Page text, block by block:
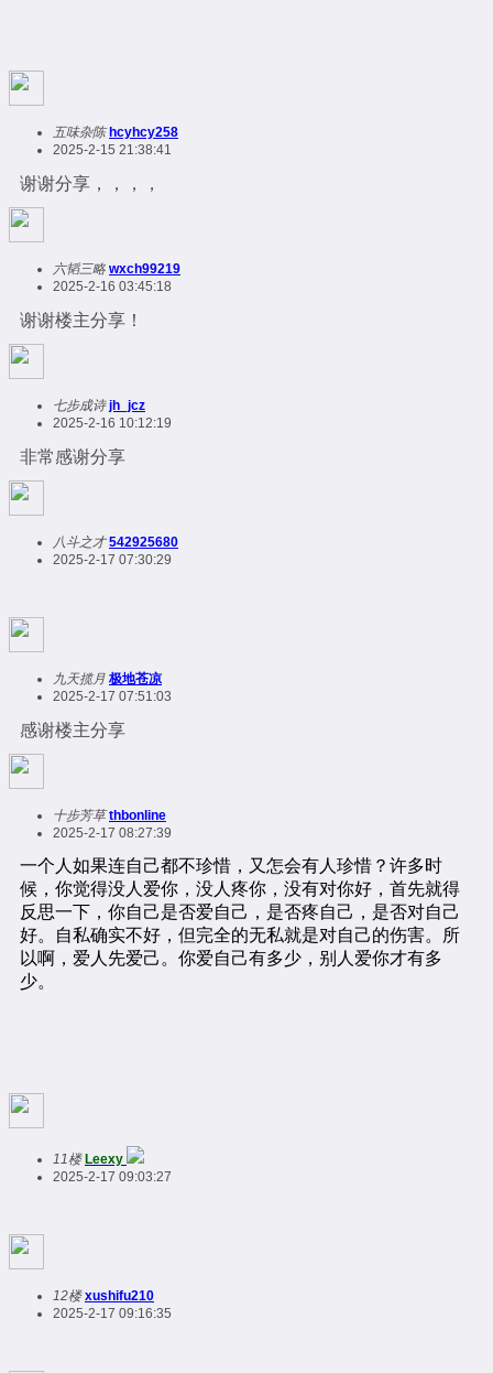
五味杂陈 hcyhcy258
2025-2-15 21:38:41
谢谢分享，，，，
六韬三略 wxch99219
2025-2-16 03:45:18
谢谢楼主分享！
七步成诗 jh_jcz
2025-2-16 10:12:19
非常感谢分享
八斗之才 542925680
2025-2-17 07:30:29
九天揽月 极地苍凉
2025-2-17 07:51:03
感谢楼主分享
十步芳草 thbonline
2025-2-17 08:27:39
11楼 Leexy
2025-2-17 09:03:27
12楼 xushifu210
2025-2-17 09:16:35